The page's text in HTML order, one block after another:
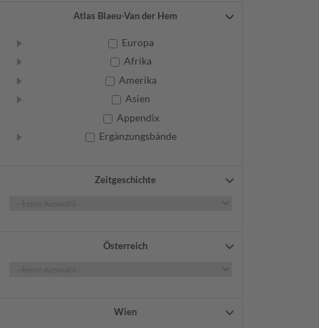
Weitere
Atlas Blaeu-Van der Hem
Europa
Afrika
Amerika
Asien
Appendix
Ergänzungsbände
Zeitgeschichte
Österreich
Wien